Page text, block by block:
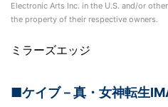
Electronic Arts Inc. in the U.S. and/or
the property of their respective owners.
ミラーズエッジ
■ケイブ－真・女神転生